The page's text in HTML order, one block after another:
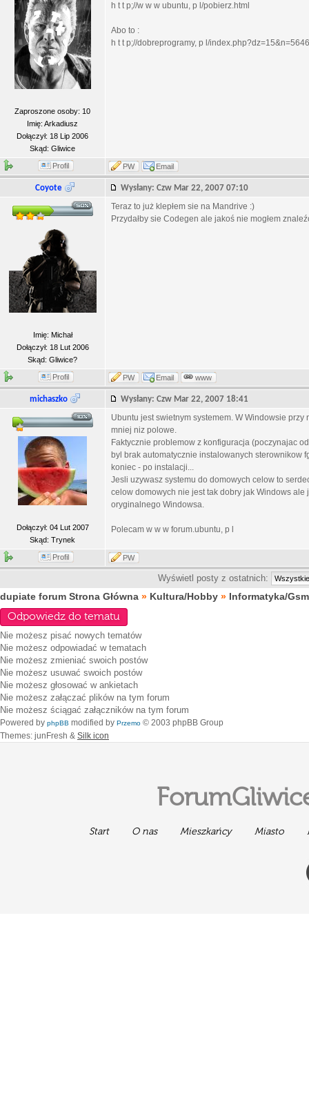
Zaproszone osoby: 10
Imię: Arkadiusz
Dołączył: 18 Lip 2006
Skąd: Gliwice
h t t p;//w w w ubuntu, p l/pobierz.html
Abo to :
h t t p;//dobreprogramy, p l/index.php?dz=15&n=5646
Profil PW Email
Coyote Wysłany: Czw Mar 22, 2007 07:10
Imię: Michał
Dołączył: 18 Lut 2006
Skąd: Gliwice?
Teraz to już klepłem sie na Mandrive :)
Przydałby sie Codegen ale jakoś nie mogłem
Profil PW Email www
michaszko Wysłany: Czw Mar 22, 2007 18:41
Dołączył: 04 Lut 2007
Skąd: Trynek
Ubuntu jest swietnym systemem. W Windowsie
mniej niz polowe.
Faktycznie problemow z konfiguracja (poczynajac
byl brak automatycznie instalowanych sterownikow
koniec - po instalacji...
Jesli uzywasz systemu do domowych celow to
celow domowych nie jest tak dobry jak Windows
oryginalnego Windowsa.
Polecam w w w forum.ubuntu, p l
Profil PW
Wyświetl posty z ostatnich:
dupiate forum Strona Główna » Kultura/Hobby » Informatyka/Gsm
Odpowiedz do tematu
Nie możesz pisać nowych tematów
Nie możesz odpowiadać w tematach
Nie możesz zmieniać swoich postów
Nie możesz usuwać swoich postów
Nie możesz głosować w ankietach
Nie możesz załączać plików na tym forum
Nie możesz ściągać załączników na tym forum
Powered by phpBB modified by Przemo © 2003 phpBB Group
Themes: junFresh & Silk icon
Start O nas Mieszkańcy Miasto